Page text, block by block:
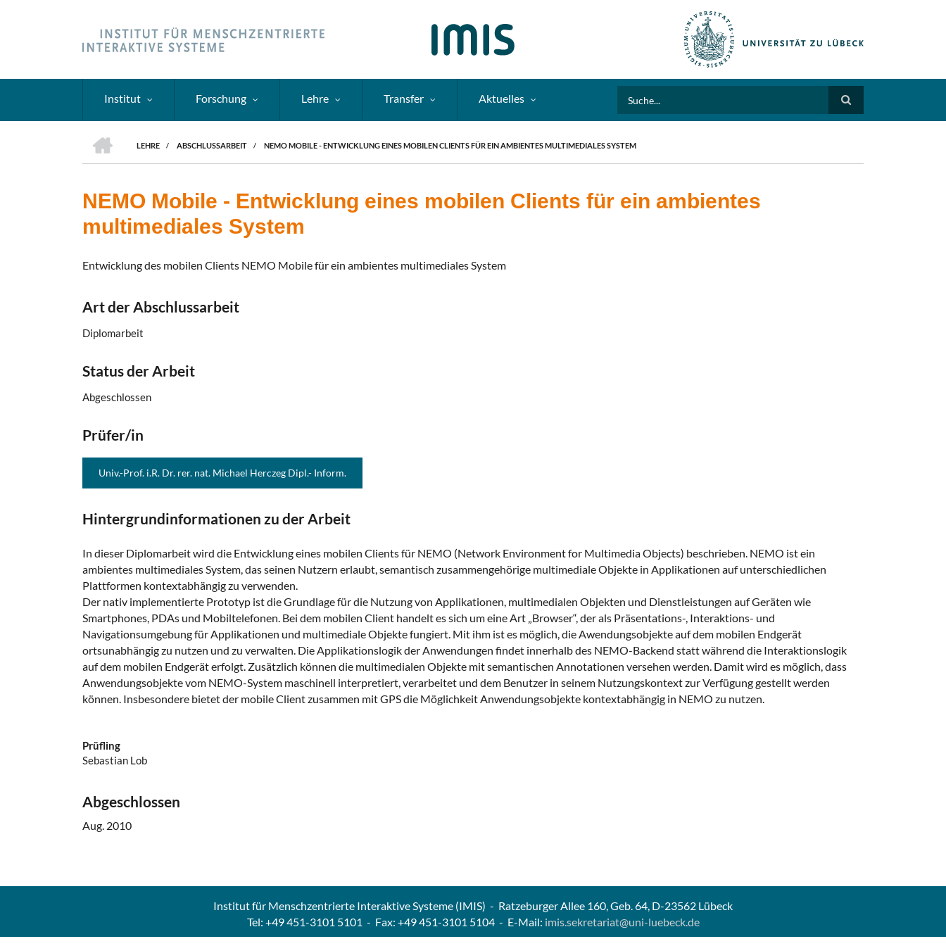
Institut Forschung Lehre Transfer Aktuelles
PFADNAVIGATION
LEHRE
/ ABSCHLUSSARBEIT / NEMO MOBILE - ENTWICKLUNG EINES MOBILEN CLIENTS FÜR EIN AMBIENTES MULTIMEDIALES SYSTEM
NEMO Mobile - Entwicklung eines mobilen Clients für ein ambientes
multimediales System
Entwicklung des mobilen Clients NEMO Mobile für ein ambientes multimediales System
Art der Abschlussarbeit
Diplomarbeit
Status der Arbeit
Abgeschlossen
Prüfer/in
Univ.-Prof. i.R. Dr. rer. nat. Michael Herczeg Dipl.- Inform.
Hintergrundinformationen zu der Arbeit
In dieser Diplomarbeit wird die Entwicklung eines mobilen Clients für NEMO (Network Environment for Multimedia Objects) beschrieben. NEMO ist ein
ambientes multimediales System, das seinen Nutzern erlaubt, semantisch zusammengehörige multimediale Objekte in Applikationen auf unterschiedlichen
Plattformen kontextabhängig zu verwenden.
Der nativ implementierte Prototyp ist die Grundlage für die Nutzung von Applikationen, multimedialen Objekten und Dienstleistungen auf Geräten wie
Smartphones, PDAs und Mobiltelefonen. Bei dem mobilen Client handelt es sich um eine Art „Browser“, der als Präsentations-, Interaktions- und
Navigationsumgebung für Applikationen und multimediale Objekte fungiert. Mit ihm ist es möglich, die Awendungsobjekte auf dem mobilen Endgerät
ortsunabhängig zu nutzen und zu verwalten. Die Applikationslogik der Anwendungen findet innerhalb des NEMO-Backend statt während die Interaktionslogik
auf dem mobilen Endgerät erfolgt. Zusätzlich können die multimedialen Objekte mit semantischen Annotationen versehen werden. Damit wird es möglich, dass
Anwendungsobjekte vom NEMO-System maschinell interpretiert, verarbeitet und dem Benutzer in seinem Nutzungskontext zur Verfügung gestellt werden
können. Insbesondere bietet der mobile Client zusammen mit GPS die Möglichkeit Anwendungsobjekte kontextabhängig in NEMO zu nutzen.
Prüfling
Sebastian Lob
Abgeschlossen
Aug. 2010
Institut für Menschzentrierte Interaktive Systeme (IMIS) - Ratzeburger Allee 160, Geb. 64, D-23562 Lübeck
Tel: +49 451-3101 5101 - Fax: +49 451-3101 5104 - E-Mail: imis.sekretariat@uni-luebeck.de